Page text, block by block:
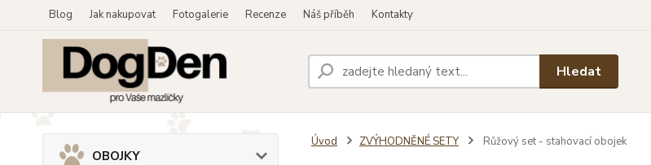
Blog Jak nakupovat Fotogalerie Recenze Náš příběh Kontakty
Hledat
OBOJKY
Úvod ZVÝHODNĚNÉ SETY Růžový set - stahovací obojek